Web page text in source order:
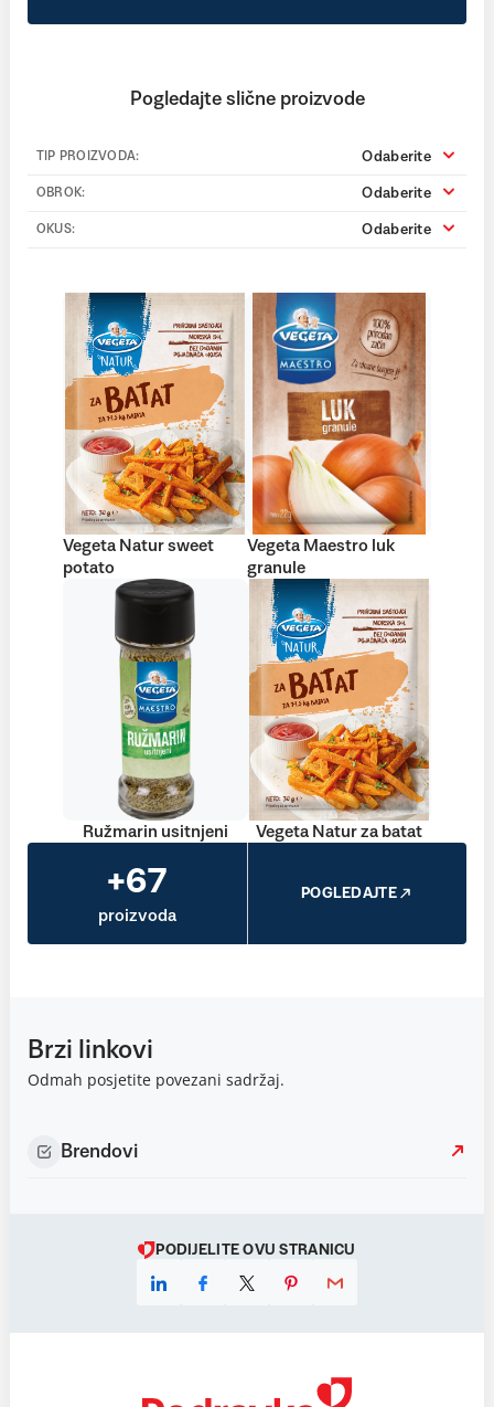
Pogledajte slične proizvode
TIP PROIZVODA: Odaberite
OBROK: Odaberite
OKUS: Odaberite
Vegeta Natur sweet
potato
Vegeta Maestro luk
granule
Ružmarin usitnjeni Vegeta Natur za batat
+67
proizvoda
POGLEDAJTE
Brzi linkovi
Odmah posjetite povezani sadržaj.
Brendovi
PODIJELITE OVU STRANICU